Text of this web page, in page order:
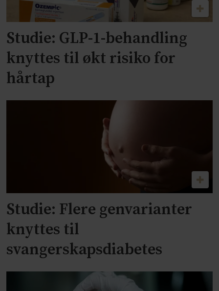
Studie: GLP-1-behandling
knyttes til økt risiko for
hårtap
Studie: Flere genvarianter
knyttes til
svangerskapsdiabetes